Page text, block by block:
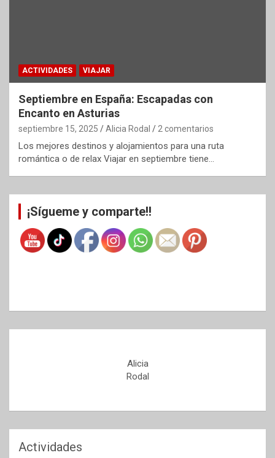
ACTIVIDADES VIAJAR
Septiembre en España: Escapadas con
Encanto en Asturias
septiembre 15, 2025 Alicia Rodal 2 comentarios
Los mejores destinos y alojamientos para una ruta
romántica o de relax Viajar en septiembre tiene…
¡Sígueme y comparte!!
Alicia
Rodal
Actividades